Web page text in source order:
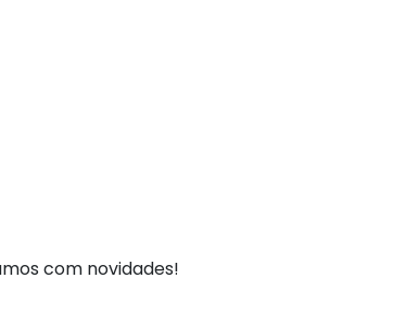
com novidades!